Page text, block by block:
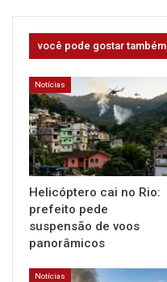
você pode gostar também
Notícias
Helicóptero cai no Rio:
prefeito pede
suspensão de voos
panorâmicos
Notícias